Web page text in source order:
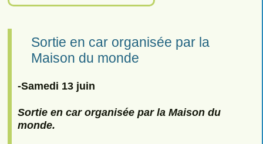
Sortie en car organisée par la
Maison du monde
-Samedi 13 juin
Sortie en car organisée par la Maison du
monde.